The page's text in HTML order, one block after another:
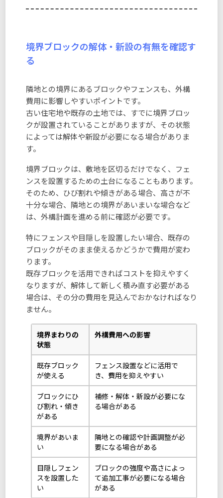
境界ブロックの解体・新設の有無を確認す
る
隣地との境界にあるブロックやフェンスも、外構
費用に影響しやすいポイントです。
古い住宅地や既存の土地では、すでに境界ブロッ
クが設置されていることがありますが、その状態
によっては解体や新設が必要になる場合がありま
す。
境界ブロックは、敷地を区切るだけでなく、フェ
ンスを設置するための土台になることもあります。
そのため、ひび割れや傾きがある場合、高さが不
十分な場合、隣地との境界があいまいな場合など
は、外構計画を進める前に確認が必要です。
特にフェンスや目隠しを設置したい場合、既存の
ブロックがそのまま使えるかどうかで費用が変わ
ります。
既存ブロックを活用できればコストを抑えやすく
なりますが、解体して新しく積み直す必要がある
場合は、その分の費用を見込んでおかなければなり
ません。
境界まわりの
状態
外構費用への影響
既存ブロック
が使える
フェンス設置などに活用で
き、費用を抑えやすい
ブロックにひ
び割れ・傾き
がある
補修・解体・新設が必要にな
る場合がある
境界があいま
い
隣地との確認や計画調整が必
要になる場合がある
目隠しフェン
スを設置した
い
ブロックの強度や高さによっ
て追加工事が必要になる場合
がある